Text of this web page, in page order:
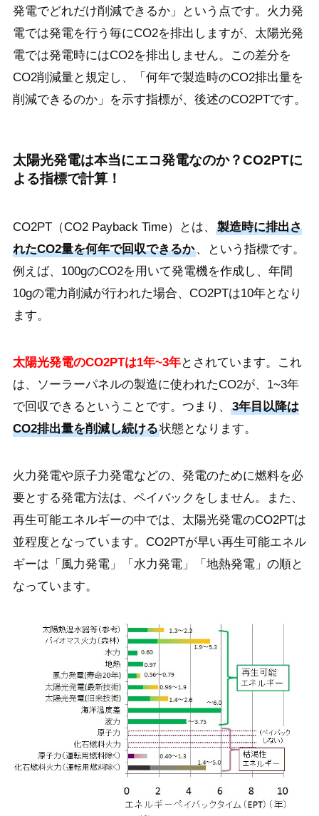
発電でどれだけ削減できるか」という点です。火力発
電では発電を行う毎にCO2を排出しますが、太陽光発
電では発電時にはCO2を排出しません。この差分を
CO2削減量と規定し、「何年で製造時のCO2排出量を
削減できるのか」を示す指標が、後述のCO2PTです。
太陽光発電は本当にエコ発電なのか？CO2PTに
よる指標で計算！
CO2PT（CO2 Payback Time）とは、 製造時に排出さ
れたCO2量を何年で回収できるか、という指標です。
例えば、100gのCO2を用いて発電機を作成し、年間
10gの電力削減が行われた場合、CO2PTは10年となり
ます。
太陽光発電のCO2PTは1年~3年とされています。これ
は、ソーラーパネルの製造に使われたCO2が、1~3年
で回収できるということです。つまり、 3年目以降は
CO2排出量を削減し続ける状態となります。
火力発電や原子力発電などの、発電のために燃料を必
要とする発電方法は、ペイバックをしません。また、
再生可能エネルギーの中では、太陽光発電のCO2PTは
並程度となっています。CO2PTが早い再生可能エネル
ギーは「風力発電」「水力発電」「地熱発電」の順と
なっています。